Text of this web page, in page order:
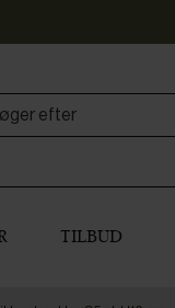
TILBUD